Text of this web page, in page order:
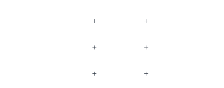
+ +
+ +
+ +